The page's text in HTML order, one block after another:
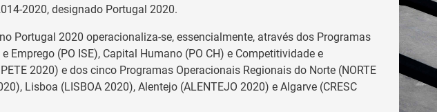
2020, designado Portugal 2020.
no Portugal 2020 operacionaliza-se, essencialmente, através dos Programas
Emprego (PO ISE), Capital Humano (PO CH) e Competitividade e
2020) e dos cinco Programas Operacionais Regionais do Norte (NORTE
Lisboa (LISBOA 2020), Alentejo (ALENTEJO 2020) e Algarve (CRESC